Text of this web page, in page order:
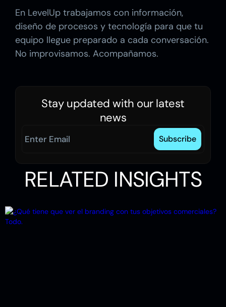
En LevelUp trabajamos con información,
diseño de procesos y tecnología para que tu
equipo llegue preparado a cada conversación.
No improvisamos. Acompañamos.
Stay updated with our latest
news
RELATED INSIGHTS